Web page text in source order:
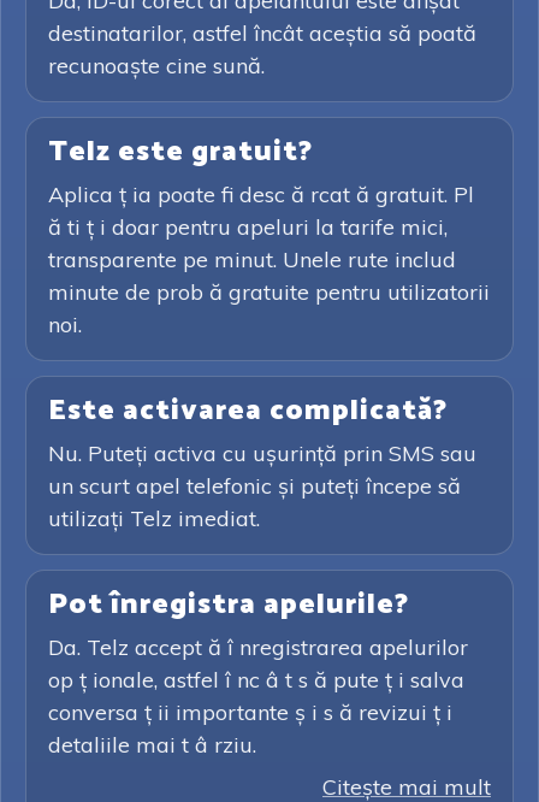
destinatarilor, astfel încât aceștia să poată
recunoaște cine sună.
Telz este gratuit?
Aplica ț ia poate fi desc ă rcat ă gratuit. Pl
ă ti ț i doar pentru apeluri la tarife mici,
transparente pe minut. Unele rute includ
minute de prob ă gratuite pentru utilizatorii
noi.
Este activarea complicată?
Nu. Puteți activa cu ușurință prin SMS sau
un scurt apel telefonic și puteți începe să
utilizați Telz imediat.
Pot înregistra apelurile?
Da. Telz accept ă î nregistrarea apelurilor
op ț ionale, astfel î nc â t s ă pute ț i salva
conversa ț ii importante ș i s ă revizui ț i
detaliile mai t â rziu.
Citeşte mai mult